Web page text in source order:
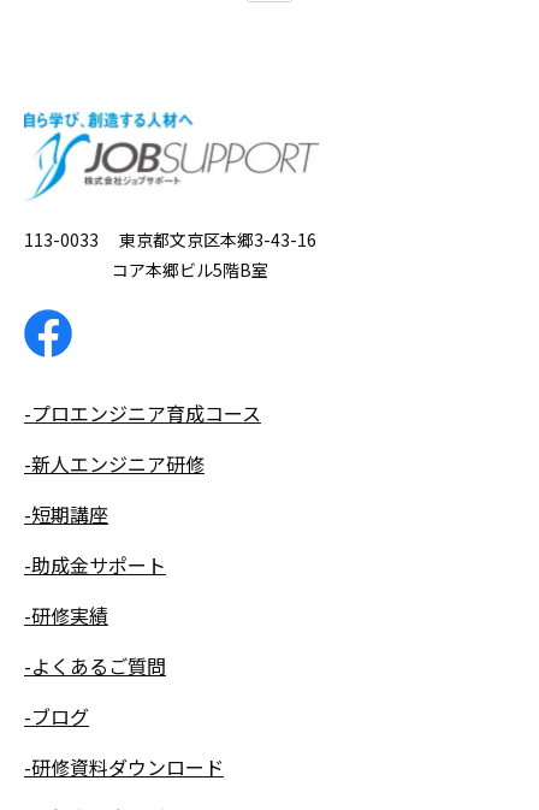
113-0033 東京都文京区本郷3-43-16
コア本郷ビル5階B室
-プロエンジニア育成コース
-新人エンジニア研修
-短期講座
-助成金サポート
-研修実績
-よくあるご質問
-ブログ
-研修資料ダウンロード